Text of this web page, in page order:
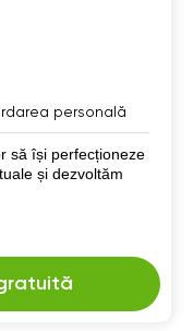
personală
să își perfecționeze
și dezvoltăm